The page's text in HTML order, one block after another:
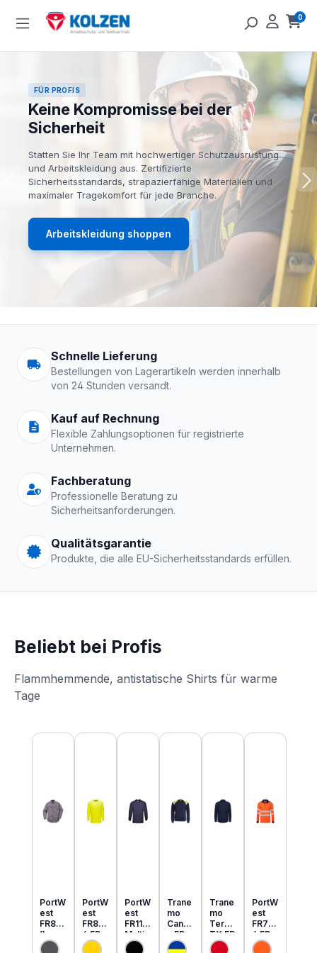
Zum Hauptinhalt springen 0
FÜR PROFIS
Keine Kompromisse bei der
Sicherheit
Statten Sie Ihr Team mit hochwertiger Schutzausrüstung
und Arbeitskleidung aus. Zertifizierte
Sicherheitsstandards, strapazierfähige Materialien und
maximaler Tragekomfort für jede Branche.
Arbeitskleidung shoppen
Arbeitskleidung |
Schnelle Lieferung
Bestellungen von Lagerartikeln werden innerhalb
von 24 Stunden versandt.
Kauf auf Rechnung
Flexible Zahlungsoptionen für registrierte
Unternehmen.
Fachberatung
Professionelle Beratung zu
Sicherheitsanforderungen.
Qualitätsgarantie
Produkte, die alle EU-Sicherheitsstandards erfüllen.
Beliebt bei Profis
Flammhemmende, antistatische Shirts für warme
Tage
Produktgalerie überspringen
PortW
est
FR89
flamm
hemm
PortW
est
FR80
6 FR
MultiN
PortW
est
FR11
Multi
Norm
Trane
mo
Cante
x FR
MultiN
Trane
mo
Tera
TX FR
leicht
PortW
est
FR73
4 FR
MultiN